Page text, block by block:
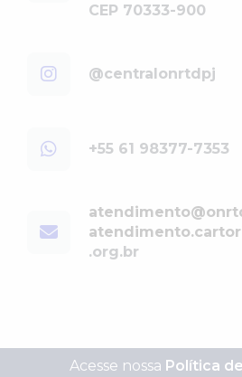
CEP 70333-900
@centralonrtdpj
+55 61 98377-7353
.org.br
Acesse nossa Política